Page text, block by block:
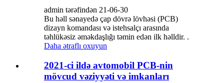
admin tərəfindən 21-06-30
Bu həll sənayedə çap dövrə lövhəsi (PCB)
dizayn komandası və istehsalçı arasında
təhlükəsiz əməkdaşlığı təmin edən ilk həlldir. .
Daha ətraflı oxuyun
2021-ci ildə avtomobil PCB-nin
mövcud vəziyyəti və imkanları